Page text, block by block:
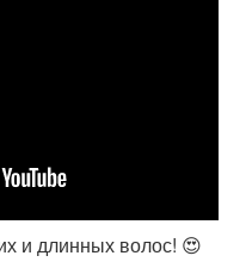
и длинных волос! 😍